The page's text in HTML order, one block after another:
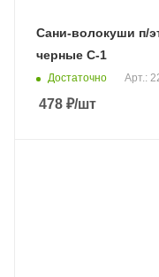
Сани-волокуши п/
черные С-1
Достаточно Арт.:
478 ₽/шт